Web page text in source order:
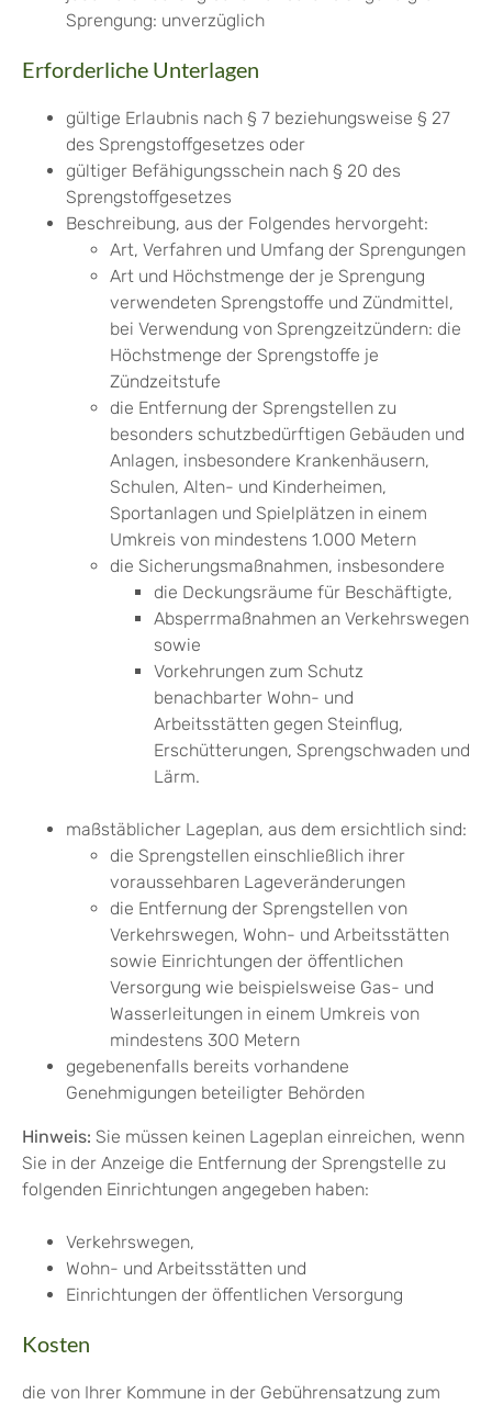
Sprengung: unverzüglich
Erforderliche Unterlagen
gültige Erlaubnis nach § 7 beziehungsweise § 27
des Sprengstoffgesetzes oder
gültiger Befähigungsschein nach § 20 des
Sprengstoffgesetzes
Beschreibung, aus der Folgendes hervorgeht:
Art, Verfahren und Umfang der Sprengungen
Art und Höchstmenge der je Sprengung
verwendeten Sprengstoffe und Zündmittel,
bei Verwendung von Sprengzeitzündern: die
Höchstmenge der Sprengstoffe je
Zündzeitstufe
die Entfernung der Sprengstellen zu
besonders schutzbedürftigen Gebäuden und
Anlagen, insbesondere Krankenhäusern,
Schulen, Alten- und Kinderheimen,
Sportanlagen und Spielplätzen in einem
Umkreis von mindestens 1.000 Metern
die Sicherungsmaßnahmen, insbesondere
die Deckungsräume für Beschäftigte,
Absperrmaßnahmen an Verkehrswegen
sowie
Vorkehrungen zum Schutz
benachbarter Wohn- und
Arbeitsstätten gegen Steinflug,
Erschütterungen, Sprengschwaden und
Lärm.
maßstäblicher Lageplan, aus dem ersichtlich sind:
die Sprengstellen einschließlich ihrer
voraussehbaren Lageveränderungen
die Entfernung der Sprengstellen von
Verkehrswegen, Wohn- und Arbeitsstätten
sowie Einrichtungen der öffentlichen
Versorgung wie beispielsweise Gas- und
Wasserleitungen in einem Umkreis von
mindestens 300 Metern
gegebenenfalls bereits vorhandene
Genehmigungen beteiligter Behörden
Hinweis: Sie müssen keinen Lageplan einreichen, wenn
Sie in der Anzeige die Entfernung der Sprengstelle zu
folgenden Einrichtungen angegeben haben:
Verkehrswegen,
Wohn- und Arbeitsstätten und
Einrichtungen der öffentlichen Versorgung
Kosten
die von Ihrer Kommune in der Gebührensatzung zum